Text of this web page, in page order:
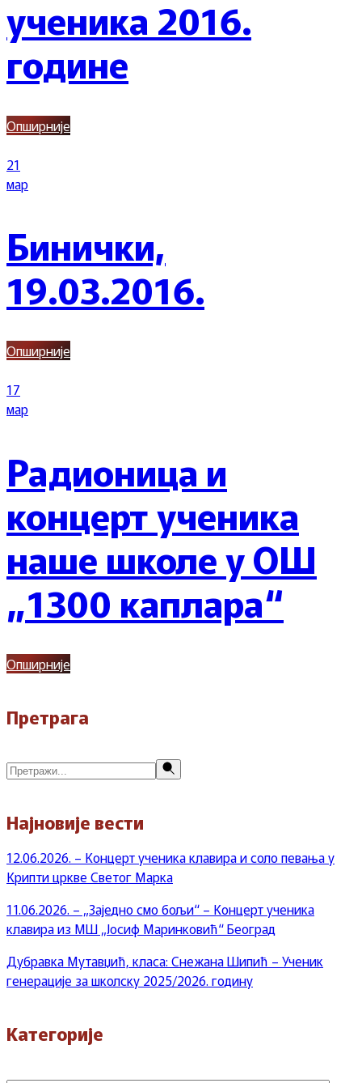
ученика 2016.
године
Опширније
21
мар
Бинички,
19.03.2016.
Опширније
17
мар
Радионица и
концерт ученика
наше школе у ОШ
„1300 каплара“
Опширније
Претрага
Претражи
Најновије вести
12.06.2026. – Концерт ученика клавира и соло певања у
Крипти цркве Светог Марка
11.06.2026. – „Заједно смо бољи“ – Концерт ученика
клавира из МШ „Јосиф Маринковић“ Београд
Дубравка Мутавџић, класа: Снежана Шипић – Ученик
генерације за школску 2025/2026. годину
Категорије